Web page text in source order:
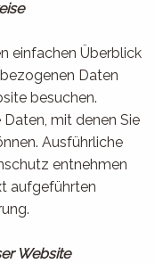
einfachen Überblick
Daten
besuchen.
mit denen Sie
Ausführliche
entnehmen
aufgeführten
Website